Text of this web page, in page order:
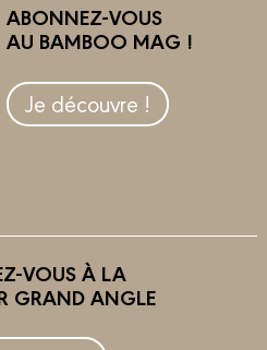
ABONNEZ-VOUS
AU BAMBOO MAG !
Je découvre !
VOUS À LA
GRAND ANGLE